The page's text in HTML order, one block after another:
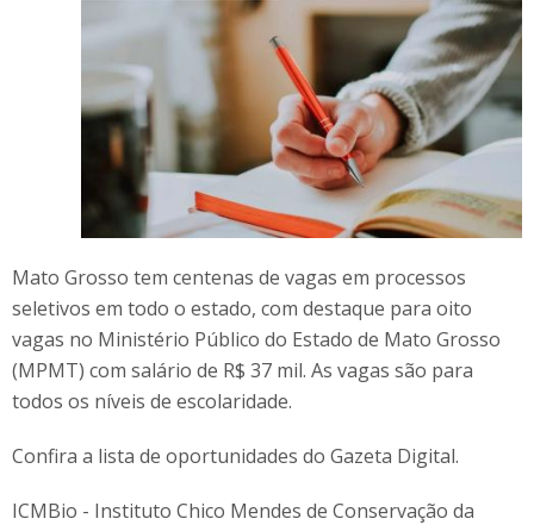
Mato Grosso tem centenas de vagas em processos
seletivos em todo o estado, com destaque para oito
vagas no Ministério Público do Estado de Mato Grosso
(MPMT) com salário de R$ 37 mil. As vagas são para
todos os níveis de escolaridade.
Confira a lista de oportunidades do Gazeta Digital.
ICMBio - Instituto Chico Mendes de Conservação da